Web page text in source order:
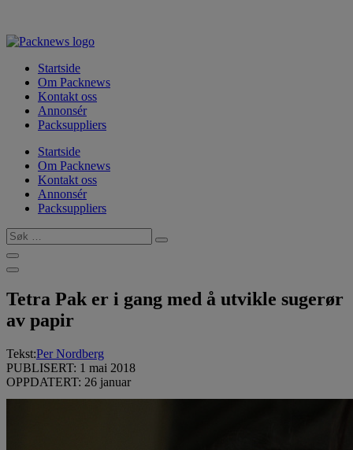
content
Startside
Om Packnews
Kontakt oss
Annonsér
Packsuppliers
Startside
Om Packnews
Kontakt oss
Annonsér
Packsuppliers
Søk
…
Tetra Pak er i gang med å utvikle sugerør
av papir
Tekst:Per Nordberg
PUBLISERT: 1 mai 2018
OPPDATERT: 26 januar